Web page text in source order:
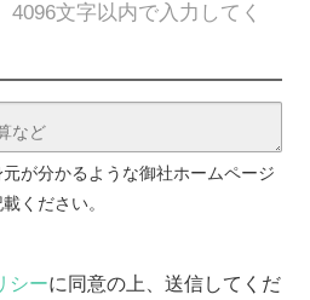
4096文字以内で入力してく
が分かるような御社ホームページ
ください。
シーに同意の上、送信してくだ